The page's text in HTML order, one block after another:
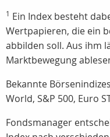
1 Ein Index besteht
Wertpapieren, die ein
abbilden soll. Aus ihm
Marktbewegung
Bekannte
World, S&P 500, Euro
Fondsmanager